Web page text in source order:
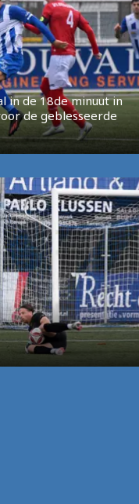
in de 18de minuut in
de geblesseerde